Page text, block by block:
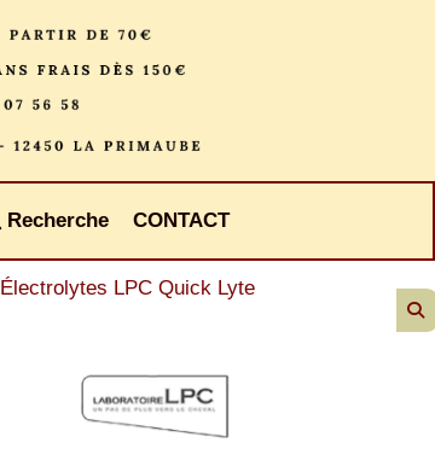
Recherche CONTACT
Électrolytes LPC Quick Lyte